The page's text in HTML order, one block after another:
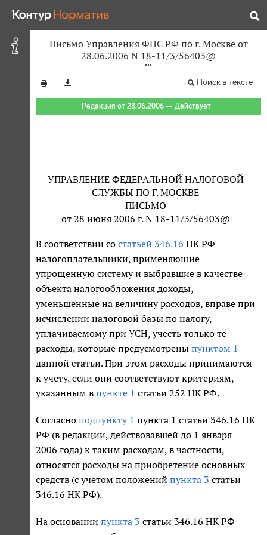
Письмо Управления ФНС РФ по г. Москве от
28.06.2006 N 18-11/3/56403@
Поиск в тексте
Редакция от 28.06.2006 — Действует
УПРАВЛЕНИЕ ФЕДЕРАЛЬНОЙ НАЛОГОВОЙ
СЛУЖБЫ ПО Г. МОСКВЕ
ПИСЬМО
от 28 июня 2006 г. N 18-11/3/56403@
В соответствии со статьей 346.16 НК РФ
налогоплательщики, применяющие
упрощенную систему и выбравшие в качестве
объекта налогообложения доходы,
уменьшенные на величину расходов, вправе при
исчислении налоговой базы по налогу,
уплачиваемому при УСН, учесть только те
расходы, которые предусмотрены пунктом 1
данной статьи. При этом расходы принимаются
к учету, если они соответствуют критериям,
указанным в пункте 1 статьи 252 НК РФ.
Согласно подпункту 1 пункта 1 статьи 346.16 НК
РФ (в редакции, действовавшей до 1 января
2006 года) к таким расходам, в частности,
относятся расходы на приобретение основных
средств (с учетом положений пункта 3 статьи
346.16 НК РФ).
На основании пункта 3 статьи 346.16 НК РФ